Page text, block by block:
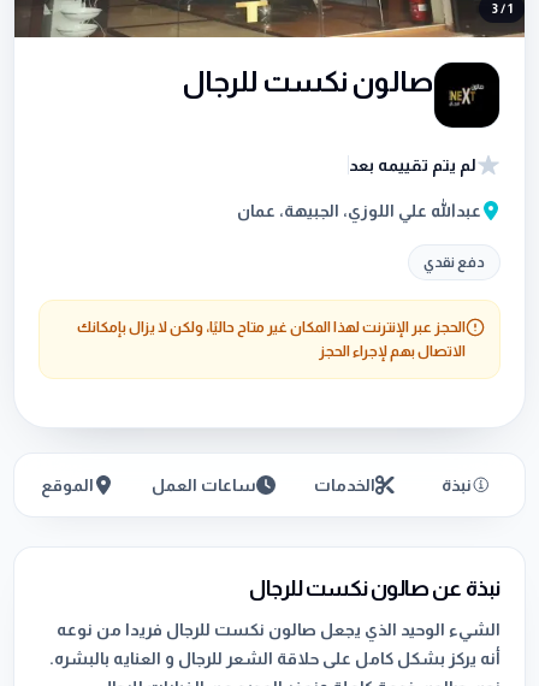
1
/
3
صالون نكست للرجال
لم يتم تقييمه بعد
عبدالله علي اللوزي، الجبيهة، عمان
دفع نقدي
الحجز عبر الإنترنت لهذا المكان غير متاح حاليًا، ولكن لا يزال بإمكانك
الاتصال بهم لإجراء الحجز
نبذة الخدمات ساعات العمل الموقع
نبذة عن صالون نكست للرجال
الشيء الوحيد الذي يجعل صالون نكست للرجال فريدا من نوعه
أنه يركز بشكل كامل على حلاقة الشعر للرجال و العنايه بالبشره.